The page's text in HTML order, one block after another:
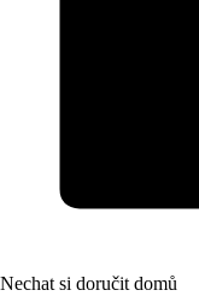
Nechat si doručit domů